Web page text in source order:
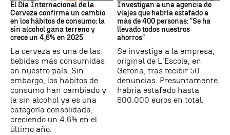
El Día Internacional de la
Cerveza confirma un cambio
en los hábitos de consumo: la
sin alcohol gana terreno y
crece un 4,6% en 2025
La cerveza es una de las
bebidas más consumidas
en nuestro país. Sin
embargo, los hábitos de
consumo han cambiado y
la sin alcohol ya es una
categoría consolidada,
creciendo un 4,6% en el
último año.
Investigan a una agencia de
viajes que habría estafado a
más de 400 personas: "Se ha
llevado todos nuestros
ahorros"
Se investiga a la empresa,
original de L'Escola, en
Gerona, tras recibir 50
denuncias. Presuntamente,
habría estafado hasta
600.000 euros en total.